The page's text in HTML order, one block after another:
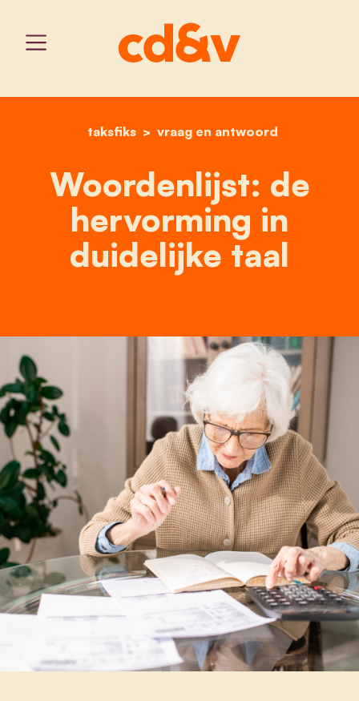
home
taksfiks vraag en antwoord
woordenlijst: de
Woordenlijst: de
hervorming in
duidelijke taal